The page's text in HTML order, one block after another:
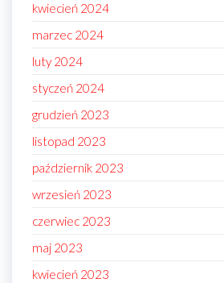
kwiecień 2024
marzec 2024
luty 2024
styczeń 2024
grudzień 2023
listopad 2023
październik 2023
wrzesień 2023
czerwiec 2023
maj 2023
kwiecień 2023